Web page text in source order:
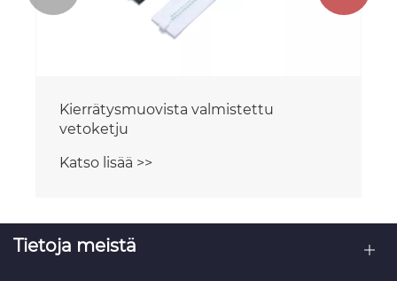
Kierrätetty metalli vetoketju
Tietoja meistä